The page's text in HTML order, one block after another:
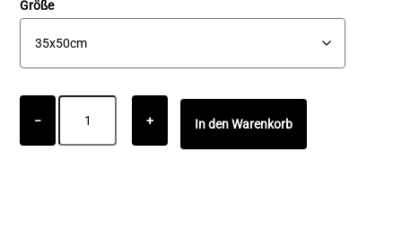
Größe
−
Wandbild
Schriftzug
+ In den Warenkorb